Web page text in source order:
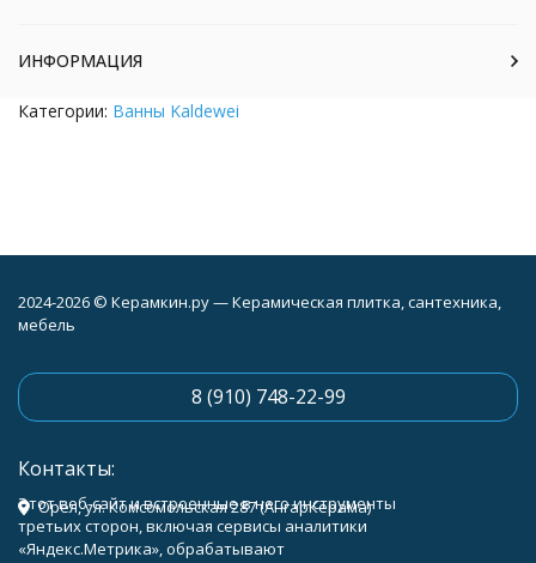
ИНФОРМАЦИЯ
Категории: Ванны Kaldewei
2024-2026 © Керамкин.ру — Керамическая плитка, сантехника,
мебель
8 (910) 748-22-99
Контакты:
Орёл, ул. Комсомольская 287 (АнгарКерама)
Этот веб-сайт и встроенные в него инструменты
третьих сторон, включая сервисы аналитики
«Яндекс.Метрика», обрабатывают